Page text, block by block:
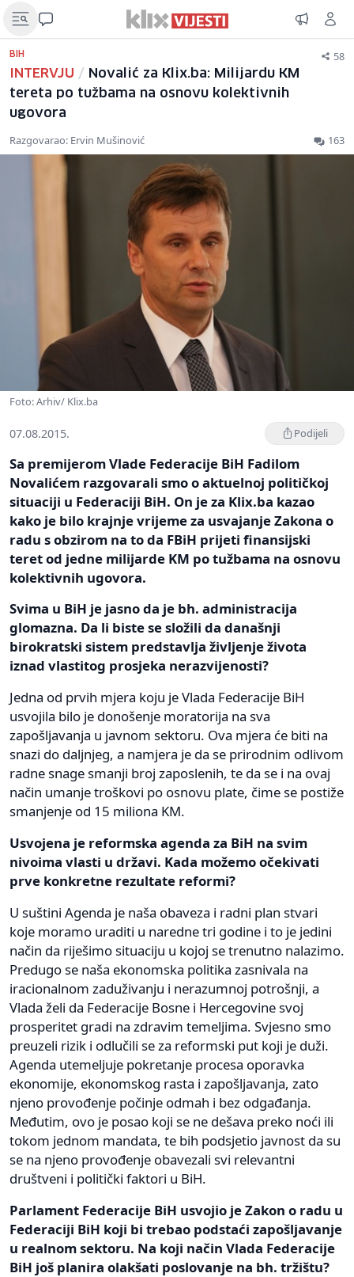
BIH 58
INTERVJU / Novalić za Klix.ba: Milijardu KM
tereta po tužbama na osnovu kolektivnih
ugovora
Razgovarao: Ervin Mušinović 163
Foto: Arhiv/ Klix.ba
07.08.2015. Podijeli
Sa premijerom Vlade Federacije BiH Fadilom
Novalićem razgovarali smo o aktuelnoj političkoj
situaciji u Federaciji BiH. On je za Klix.ba kazao
kako je bilo krajnje vrijeme za usvajanje Zakona o
radu s obzirom na to da FBiH prijeti finansijski
teret od jedne milijarde KM po tužbama na osnovu
kolektivnih ugovora.
Svima u BiH je jasno da je bh. administracija
glomazna. Da li biste se složili da današnji
birokratski sistem predstavlja življenje života
iznad vlastitog prosjeka nerazvijenosti?
Jedna od prvih mjera koju je Vlada Federacije BiH
usvojila bilo je donošenje moratorija na sva
zapošljavanja u javnom sektoru. Ova mjera će biti na
snazi do daljnjeg, a namjera je da se prirodnim odlivom
radne snage smanji broj zaposlenih, te da se i na ovaj
način umanje troškovi po osnovu plate, čime se postiže
smanjenje od 15 miliona KM.
Usvojena je reformska agenda za BiH na svim
nivoima vlasti u državi. Kada možemo očekivati
prve konkretne rezultate reformi?
U suštini Agenda je naša obaveza i radni plan stvari
koje moramo uraditi u naredne tri godine i to je jedini
način da riješimo situaciju u kojoj se trenutno nalazimo.
Predugo se naša ekonomska politika zasnivala na
iracionalnom zaduživanju i nerazumnoj potrošnji, a
Vlada želi da Federacije Bosne i Hercegovine svoj
prosperitet gradi na zdravim temeljima. Svjesno smo
preuzeli rizik i odlučili se za reformski put koji je duži.
Agenda utemeljuje pokretanje procesa oporavka
ekonomije, ekonomskog rasta i zapošljavanja, zato
njeno provođenje počinje odmah i bez odgađanja.
Međutim, ovo je posao koji se ne dešava preko noći ili
tokom jednom mandata, te bih podsjetio javnost da su
se na njeno provođenje obavezali svi relevantni
društveni i politički faktori u BiH.
Parlament Federacije BiH usvojio je Zakon o radu u
Federaciji BiH koji bi trebao podstaći zapošljavanje
u realnom sektoru. Na koji način Vlada Federacije
BiH još planira olakšati poslovanje na bh. tržištu?